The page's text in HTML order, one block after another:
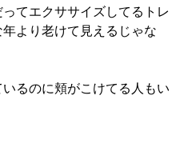
ってエクササイズしてるトレ
より老けて見えるじゃな
るのに頬がこけてる人もい